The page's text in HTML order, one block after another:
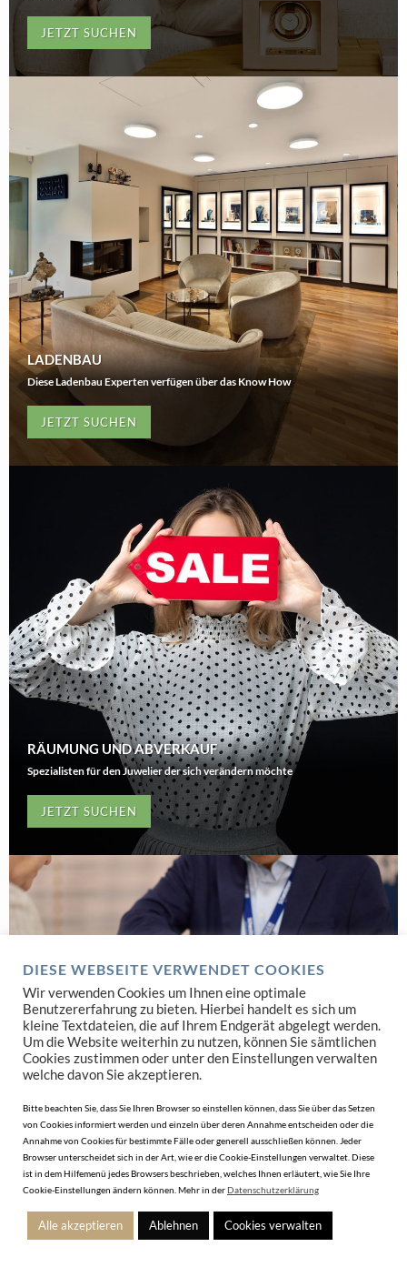
JETZT SUCHEN
LADENBAU
Diese Ladenbau Experten verfügen über das Know How
JETZT SUCHEN
RÄUMUNG UND ABVERKAUF
Spezialisten für den Juwelier der sich verändern möchte
JETZT SUCHEN
DIENSTLEISTER FÜR DEN FACHHANDEL
Spezialisierte Dienstleistungen für Juweliere und Uhrengeschäfte
DIESE WEBSEITE VERWENDET COOKIES
Wir verwenden Cookies um Ihnen eine optimale
Benutzererfahrung zu bieten. Hierbei handelt es sich um
kleine Textdateien, die auf Ihrem Endgerät abgelegt werden.
Um die Website weiterhin zu nutzen, können Sie sämtlichen
Cookies zustimmen oder unter den Einstellungen verwalten
welche davon Sie akzeptieren.
Bitte beachten Sie, dass Sie Ihren Browser so einstellen können, dass Sie über das Setzen
von Cookies informiert werden und einzeln über deren Annahme entscheiden oder die
Annahme von Cookies für bestimmte Fälle oder generell ausschließen können. Jeder
Browser unterscheidet sich in der Art, wie er die Cookie-Einstellungen verwaltet. Diese
ist in dem Hilfemenü jedes Browsers beschrieben, welches Ihnen erläutert, wie Sie Ihre
Cookie-Einstellungen ändern können. Mehr in derDatenschutzerklärung
Alle akzeptieren Ablehnen Cookies verwalten